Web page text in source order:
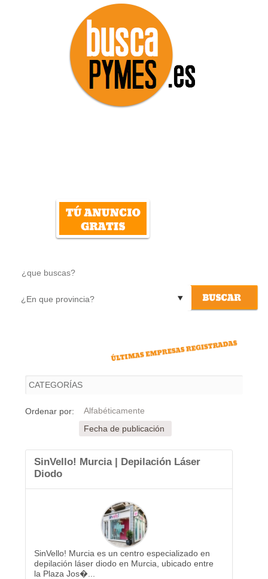
Ordenar por:
Alfabéticamente
Fecha de publicación
SinVello! Murcia | Depilación Láser
Diodo
SinVello! Murcia es un centro especializado en
depilación láser diodo en Murcia, ubicado entre
la Plaza Jos�...